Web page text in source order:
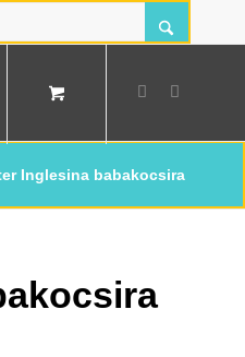
Inglesina babakocsira